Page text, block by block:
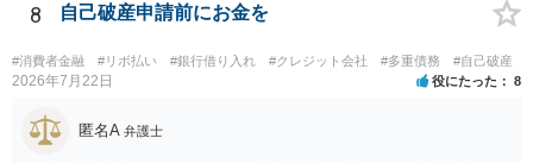
8 自己破産申請前にお金を
#消費者金融 #リボ払い #銀行借り入れ #クレジット会社 #多重債務 #自己破産
2026年7月22日 役にたった 8
匿名A 弁護士